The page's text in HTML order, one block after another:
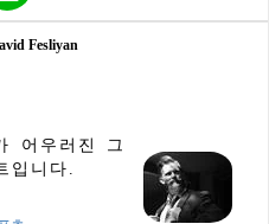
Fesliyan
어우러진 그
입니다.